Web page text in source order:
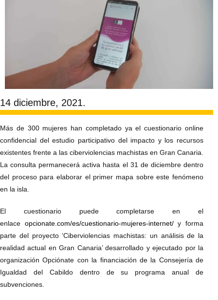
14 diciembre, 2021.
Más de 300 mujeres han completado ya el cuestionario online
confidencial del estudio participativo del impacto y los recursos
existentes frente a las ciberviolencias machistas en Gran Canaria.
La consulta permanecerá activa hasta el 31 de diciembre dentro
del proceso para elaborar el primer mapa sobre este fenómeno
en la isla.
El cuestionario puede completarse en el
enlace opcionate.com/es/cuestionario-mujeres-internet/y forma
parte del proyecto ‘Ciberviolencias machistas: un análisis de la
realidad actual en Gran Canaria’ desarrollado y ejecutado por la
organización Opciónate con la financiación de la Consejería de
Igualdad del Cabildo dentro de su programa anual de
subvenciones.